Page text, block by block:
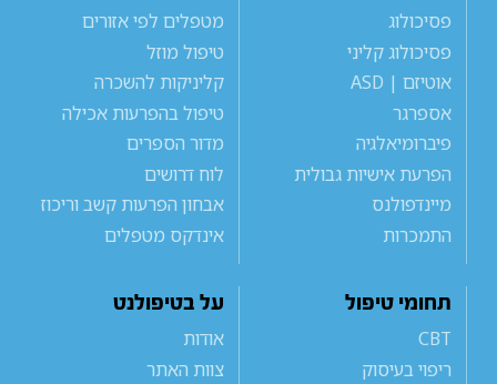
פסיכולוג
פסיכולוג קליני
אוטיזם | ASD
אספרגר
פיברומיאלגיה
הפרעת אישיות גבולית
מיינדפולנס
התמכרות
מטפלים לפי אזורים
טיפול מוזל
קליניקות להשכרה
טיפול בהפרעות אכילה
מדור הספרים
לוח דרושים
אבחון הפרעות קשב וריכוז
אינדקס מטפלים
תחומי טיפול
CBT
ריפוי בעיסוק
על בטיפולנט
אודות
צוות האתר